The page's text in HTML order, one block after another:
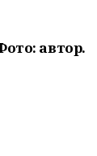
автор.